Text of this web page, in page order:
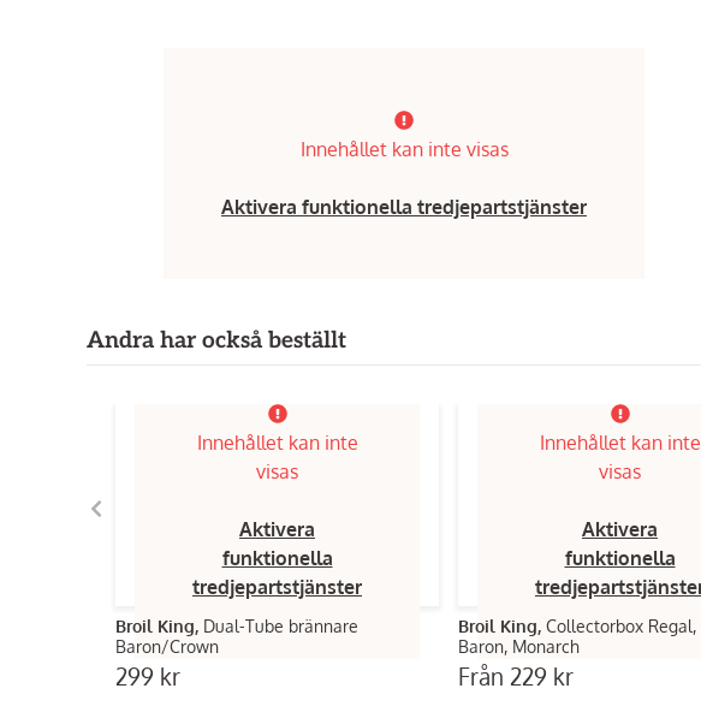
Innehållet kan inte visas
Aktivera funktionella tredjepartstjänster
Andra har också beställt
Innehållet kan inte
visas
Aktivera
funktionella
tredjepartstjänster
Broil King, Dual-Tube brännare
Baron/Crown
299 kr
Innehållet kan inte
visas
Aktivera
funktionella
Broil King, Collectorbox
Baron, Monarch
Från 229 kr